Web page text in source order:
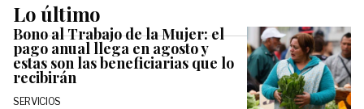
Lo último
Bono al Trabajo de la Mujer: el
pago anual llega en agosto y
estas son las beneficiarias que lo
recibirán
SERVICIOS